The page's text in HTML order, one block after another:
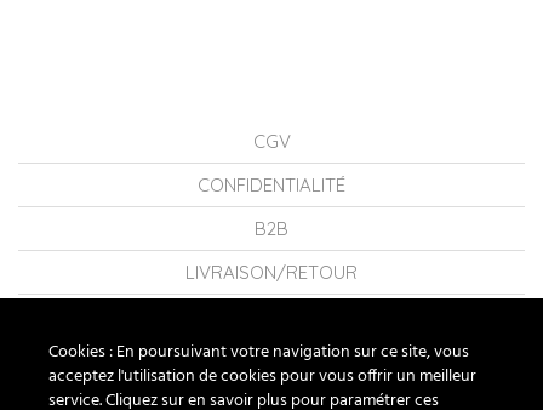
CGV
CONFIDENTIALITÉ
B2B
LIVRAISON/RETOUR
LA MARQUE
FAQ
Cookies : En poursuivant votre navigation sur ce site, vous
acceptez l'utilisation de cookies pour vous offrir un meilleur
service. Cliquez sur en savoir plus pour paramétrer ces